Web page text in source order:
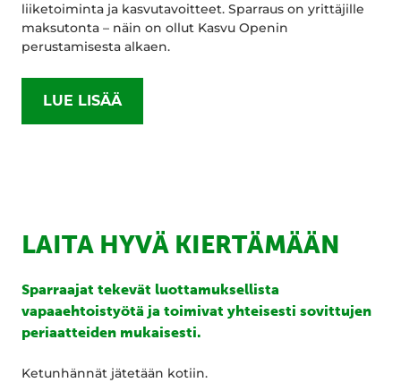
liiketoiminta ja kasvutavoitteet. Sparraus on yrittäjille
maksutonta – näin on ollut Kasvu Openin
perustamisesta alkaen.
LUE LISÄÄ
LAITA HYVÄ KIERTÄMÄÄN
Sparraajat tekevät luottamuksellista
vapaaehtoistyötä ja toimivat yhteisesti sovittujen
periaatteiden mukaisesti.
Ketunhännät jätetään kotiin.